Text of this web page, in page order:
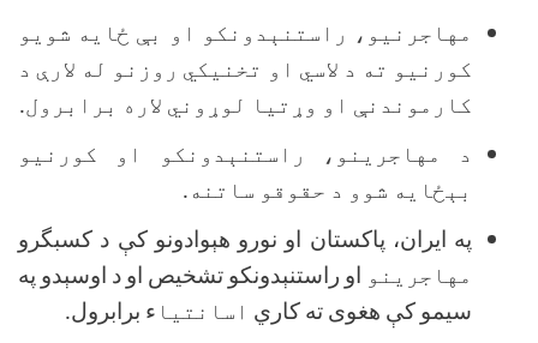
مهاجرنیو، راستنېدونکو او بې ځایه شویو
کورنیو ته د لاسي او تخنیکي روزنو له لارې د
کارموندنې او وړتیا لوړوني لاره برابرول.
د مهاجرینو، راستنېدونکو او کورنیو
بېځایه شوو د حقوقو ساتنه.
په ايران، پاكستان او نورو هېوادونو كې د كسبگرو
مهاجرینو
او راستنېدونكو تشخيص او د اوسېدو په
سيمو كې هغوى ته كاري اسانتیا ء برابرول.